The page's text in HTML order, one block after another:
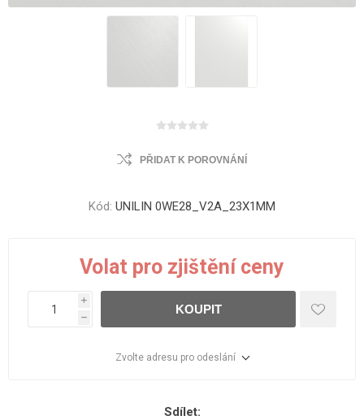
PŘIDAT K POROVNÁNÍ
Kód: UNILIN 0WE28_V2A_23X1MM
Volat pro zjištění ceny
i
h
KOUPIT
Zvolte adresu pro odeslání
Sdílet: